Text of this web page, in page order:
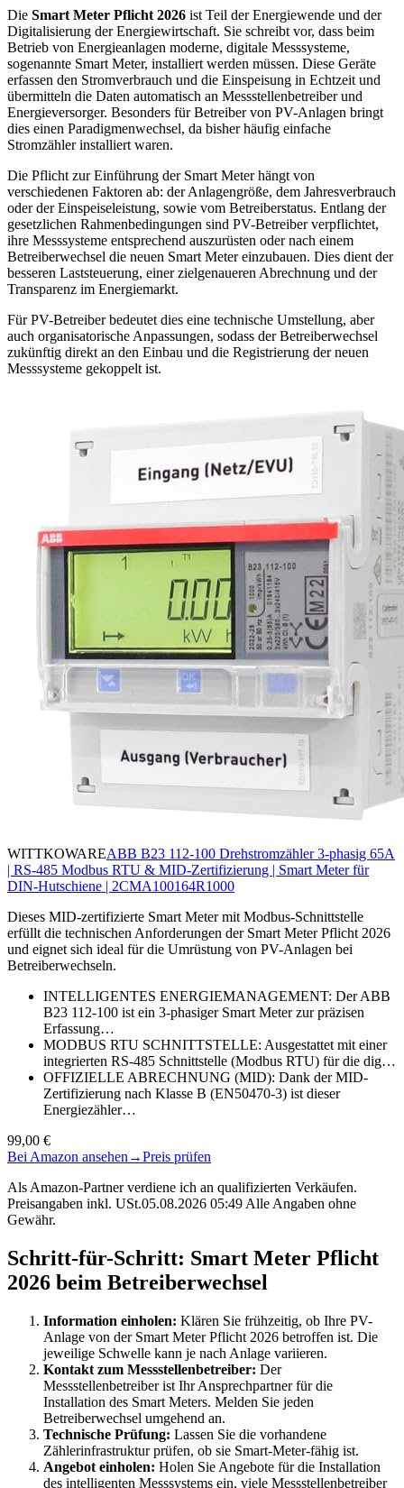
Die Smart Meter Pflicht 2026 ist Teil der Energiewende und der
Digitalisierung der Energiewirtschaft. Sie schreibt vor, dass beim
Betrieb von Energieanlagen moderne, digitale Messsysteme,
sogenannte Smart Meter, installiert werden müssen. Diese Geräte
erfassen den Stromverbrauch und die Einspeisung in Echtzeit und
übermitteln die Daten automatisch an Messstellenbetreiber und
Energieversorger. Besonders für Betreiber von PV-Anlagen bringt
dies einen Paradigmenwechsel, da bisher häufig einfache
Stromzähler installiert waren.
Die Pflicht zur Einführung der Smart Meter hängt von
verschiedenen Faktoren ab: der Anlagengröße, dem Jahresverbrauch
oder der Einspeiseleistung, sowie vom Betreiberstatus. Entlang der
gesetzlichen Rahmenbedingungen sind PV-Betreiber verpflichtet,
ihre Messsysteme entsprechend auszurüsten oder nach einem
Betreiberwechsel die neuen Smart Meter einzubauen. Dies dient der
besseren Laststeuerung, einer zielgenaueren Abrechnung und der
Transparenz im Energiemarkt.
Für PV-Betreiber bedeutet dies eine technische Umstellung, aber
auch organisatorische Anpassungen, sodass der Betreiberwechsel
zukünftig direkt an den Einbau und die Registrierung der neuen
Messsysteme gekoppelt ist.
WITTKOWAREABB B23 112-100 Drehstromzähler 3-phasig 65A
| RS-485 Modbus RTU & MID-Zertifizierung | Smart Meter für
DIN-Hutschiene | 2CMA100164R1000
Dieses MID-zertifizierte Smart Meter mit Modbus-Schnittstelle
erfüllt die technischen Anforderungen der Smart Meter Pflicht 2026
und eignet sich ideal für die Umrüstung von PV-Anlagen bei
Betreiberwechseln.
INTELLIGENTES ENERGIEMANAGEMENT: Der ABB
B23 112-100 ist ein 3-phasiger Smart Meter zur präzisen
Erfassung…
MODBUS RTU SCHNITTSTELLE: Ausgestattet mit einer
integrierten RS-485 Schnittstelle (Modbus RTU) für die dig…
OFFIZIELLE ABRECHNUNG (MID): Dank der MID-
Zertifizierung nach Klasse B (EN50470-3) ist dieser
Energiezähler…
99,00 €
Bei Amazon ansehen →Preis prüfen
Als Amazon-Partner verdiene ich an qualifizierten Verkäufen.
Preisangaben inkl. USt.05.08.2026 05:49 Alle Angaben ohne
Gewähr.
Schritt-für-Schritt: Smart Meter Pflicht
2026 beim Betreiberwechsel
Information einholen: Klären Sie frühzeitig, ob Ihre PV-
Anlage von der Smart Meter Pflicht 2026 betroffen ist. Die
jeweilige Schwelle kann je nach Anlage variieren.
Kontakt zum Messstellenbetreiber: Der
Messstellenbetreiber ist Ihr Ansprechpartner für die
Installation des Smart Meters. Melden Sie jeden
Betreiberwechsel umgehend an.
Technische Prüfung: Lassen Sie die vorhandene
Zählerinfrastruktur prüfen, ob sie Smart-Meter-fähig ist.
Angebot einholen: Holen Sie Angebote für die Installation
des intelligenten Messsystems ein, viele Messstellenbetreiber